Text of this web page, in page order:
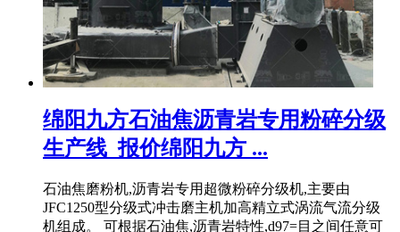
绵阳九方石油焦沥青岩专用粉碎分级
生产线_报价绵阳九方 ...
石油焦磨粉机,沥青岩专用超微粉碎分级机,主要由
JFC1250型分级式冲击磨主机加高精立式涡流气流分级
机组成。 可根据石油焦,沥青岩特性,d97=目之间任意可